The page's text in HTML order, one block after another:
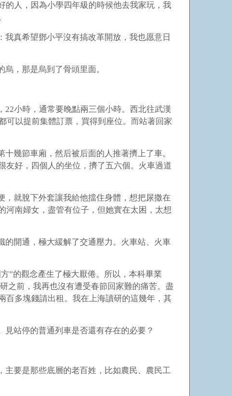
的人，因為小學四年級的時候他去我家玩，我
真希望鄧小平沒有搞改革開放，我也愿意日
，那是烏到了骨頭里面。
小時，通常要晚點兩三個小時。西北往武漢
可以提前集體訂票，買得到座位。而站著回家
幾節車廂，然后被后面的人推著擠上了車。
友好，四個人的坐位，擠了五六個。火車過道
就脫下外套讓我給他擋住身體，想把尿撒在
河南婦女，盡管有位子，但她實在太困，太想
的開通，極大緩解了交通壓力。火車站、火車
”的觀念產生了極大厭倦。所以，本科畢業
之前，我再也沒有遭受春節回家難的痛苦。盡
百多塊錢請出租。我在上海讀研的這幾年，其
站停的普通列車是否還有存在的必要？
要是那些底層的老百姓，比如農民、農民工